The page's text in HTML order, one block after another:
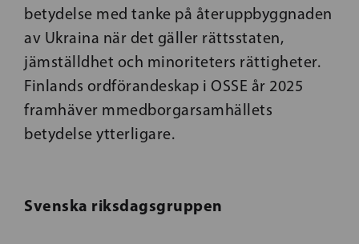
betydelse med tanke på återuppbyggnaden
av Ukraina när det gäller rättsstaten,
jämställdhet och minoriteters rättigheter.
Finlands ordförandeskap i OSSE år 2025
framhäver mmedborgarsamhällets
betydelse ytterligare.
Svenska riksdagsgruppen